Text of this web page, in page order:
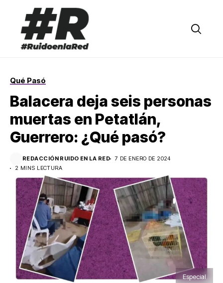
Qué Pasó
Balacera deja seis personas
muertas en Petatlán,
Guerrero: ¿Qué pasó?
REDACCIÓN RUIDO EN LA RED
7 DE ENERO DE 2024
2 MINS LECTURA
Especial